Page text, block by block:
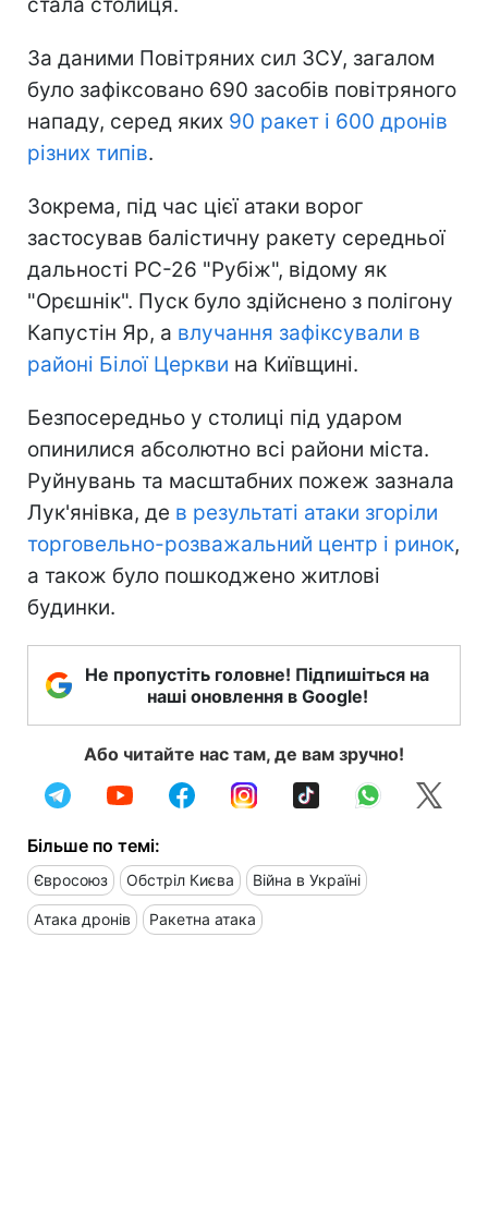
За даними Повітряних сил ЗСУ, загалом
було зафіксовано 690 засобів повітряного
нападу, серед яких 90 ракет і 600 дронів
різних типів.
Зокрема, під час цієї атаки ворог
застосував балістичну ракету середньої
дальності РС-26 "Рубіж", відому як
"Орєшнік". Пуск було здійснено з полігону
Капустін Яр, а влучання зафіксували в
районі Білої Церкви на Київщині.
Безпосередньо у столиці під ударом
опинилися абсолютно всі райони міста.
Руйнувань та масштабних пожеж зазнала
Лук'янівка, де в результаті атаки згоріли
торговельно-розважальний центр і ринок,
а також було пошкоджено житлові
будинки.
Не пропустіть головне! Підпишіться на
наші оновлення в Google!
Або читайте нас там, де вам зручно!
Більше по темі:
Євросоюз Обстріл Києва Війна в Україні
Атака дронів Ракетна атака